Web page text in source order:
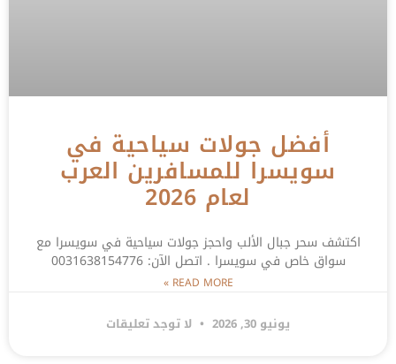
أفضل جولات سياحية في
سويسرا للمسافرين العرب
لعام 2026
اكتشف سحر جبال الألب واحجز جولات سياحية في سويسرا مع
سواق خاص في سويسرا . اتصل الآن: 0031638154776
READ MORE »
يونيو 30, 2026 لا توجد تعليقات